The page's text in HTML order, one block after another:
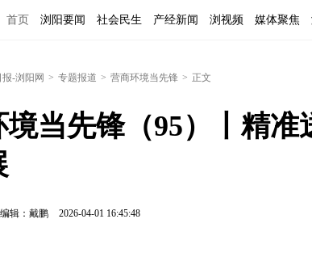
首页 浏阳要闻 社会民生 产经新闻 浏视频 媒体聚焦
-浏阳网 > 专题报道 > 营商环境当先锋 > 正文
境当先锋（95）丨精
编辑：戴鹏 2026-04-01 16:45:48